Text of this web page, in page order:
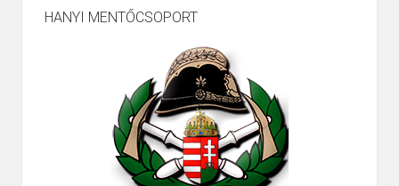
HANYI MENTŐCSOPORT